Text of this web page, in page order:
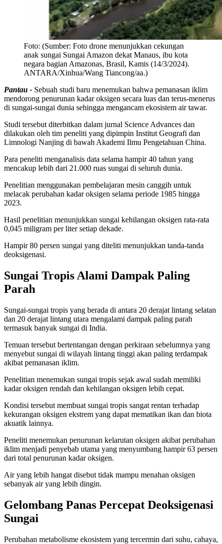
Foto: (Sumber: Foto drone menunjukkan cekungan
anak sungai Sungai Amazon dekat Manaus, ibu kota
negara bagian Amazonas, Brasil, Kamis (14/3/2024).
ANTARA/Xinhua/Wang Tiancong/aa.)
Pantau - Sebuah studi baru menemukan bahwa pemanasan iklim
mendorong penurunan kadar oksigen secara luas dan terus-menerus
di sungai-sungai dunia sehingga mengancam ekosistem air tawar.
Studi tersebut diterbitkan dalam jurnal Science Advances dan
dilakukan oleh tim peneliti yang dipimpin Institut Geografi dan
Limnologi Nanjing di bawah Akademi Ilmu Pengetahuan China.
Para peneliti menganalisis data selama hampir 40 tahun yang
mencakup lebih dari 21.000 ruas sungai di seluruh dunia.
Penelitian menggunakan pembelajaran mesin canggih untuk
melacak perubahan kadar oksigen selama periode 1985 hingga
2023.
Hasil penelitian menunjukkan sungai kehilangan oksigen rata-rata
0,045 miligram per liter setiap dekade.
Hampir 80 persen sungai yang diteliti menunjukkan tanda-tanda
deoksigenasi.
Sungai Tropis Alami Dampak Paling
Parah
Sungai-sungai tropis yang berada di antara 20 derajat lintang selatan
dan 20 derajat lintang utara mengalami dampak paling parah
termasuk banyak sungai di India.
Temuan tersebut bertentangan dengan perkiraan sebelumnya yang
menyebut sungai di wilayah lintang tinggi akan paling terdampak
akibat pemanasan iklim.
Penelitian menemukan sungai tropis sejak awal sudah memiliki
kadar oksigen rendah dan kehilangan oksigen lebih cepat.
Kondisi tersebut membuat sungai tropis sangat rentan terhadap
kekurangan oksigen ekstrem yang dapat mematikan ikan dan biota
akuatik lainnya.
Peneliti menemukan penurunan kelarutan oksigen akibat perubahan
iklim menjadi penyebab utama yang menyumbang hampir 63 persen
dari total penurunan kadar oksigen.
Air yang lebih hangat disebut tidak mampu menahan oksigen
sebanyak air yang lebih dingin.
Gelombang Panas Percepat Deoksigenasi
Sungai
Perubahan metabolisme ekosistem yang tercermin dari suhu, cahaya,